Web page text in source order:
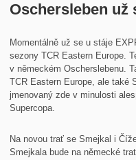
Oschersleben už
Momentálně už se u stáje
sezony TCR Eastern Europe.
v německém Oscherslebenu.
TCR Eastern Europe, ale také
jmenovaný zde v minulosti
Supercopa.
Na novou trať se Smejkal i
Smejkala bude na německé